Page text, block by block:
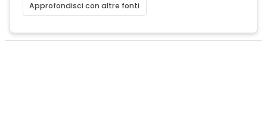
Approfondisci con altre fonti